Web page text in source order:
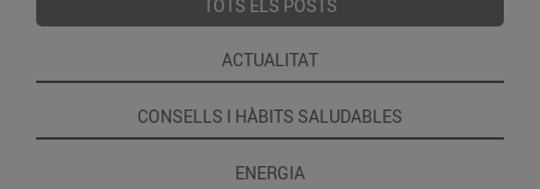
TOTS ELS POSTS
ACTUALITAT
CONSELLS I HÀBITS SALUDABLES
ENERGIA